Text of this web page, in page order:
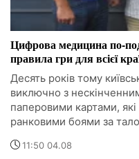
Цифрова медицина по-
правила гри для всієї
Десять років тому
виключно з
паперовими картами,
ранковими боями за
11:50 04.08